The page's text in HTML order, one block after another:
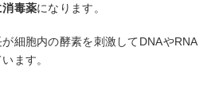
毒薬になります。
細胞内の酵素を刺激してDNAやRNA
ます。